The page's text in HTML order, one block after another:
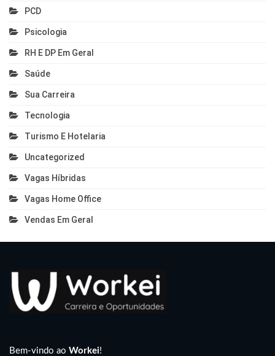
PCD
Psicologia
RH E DP Em Geral
Saúde
Sua Carreira
Tecnologia
Turismo E Hotelaria
Uncategorized
Vagas Híbridas
Vagas Home Office
Vendas Em Geral
Bem-vindo ao Workei!